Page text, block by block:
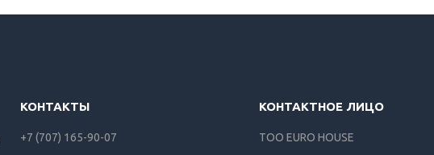
+7 (707) 165-90-07 ТОО EURO HOUSE